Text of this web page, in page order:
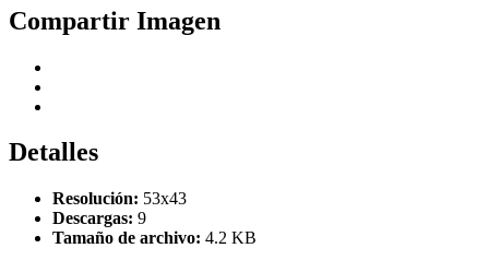
Compartir Imagen
Detalles
Resolución: 53x43
Descargas: 9
Tamaño de archivo: 4.2 KB